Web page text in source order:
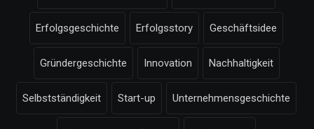
Erfolgsgeschichte Erfolgsstory Geschäftsidee
Gründergeschichte Innovation Nachhaltigkeit
Selbstständigkeit Start-up Unternehmensgeschichte